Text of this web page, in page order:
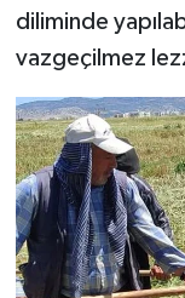
diliminde
vazgeçilmez